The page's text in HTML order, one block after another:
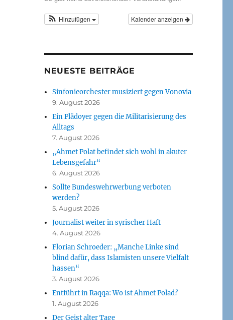
Kalender anzeigen
Hinzufügen
NEUESTE BEITRÄGE
Sinfonieorchester musiziert gegen Vonovia
9. August 2026
Ein Plädoyer gegen die Militarisierung des
Alltags
7. August 2026
„Ahmet Polat befindet sich wohl in akuter
Lebensgefahr“
6. August 2026
Sollte Bundeswehrwerbung verboten
werden?
5. August 2026
Journalist weiter in syrischer Haft
4. August 2026
Florian Schroeder: „Manche Linke sind
blind dafür, dass Islamisten unsere Vielfalt
hassen“
3. August 2026
Entführt in Raqqa: Wo ist Ahmet Polad?
1. August 2026
Der Geist alter Tage